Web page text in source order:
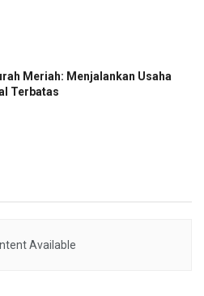
Meriah: Menjalankan Usaha
Terbatas
Available